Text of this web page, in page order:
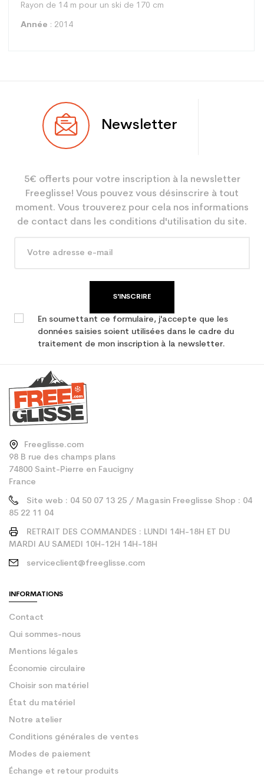
Rayon de 14 m pour un ski de 170 cm
Année : 2014
Utilisateur Mixte
Coloris Blanc
En achetant d'occasion :
Economie CO² (en kg)
3.9
Newsletter
5€ offerts pour votre inscription à la newsletter
Freeglisse! Vous pouvez vous désinscrire à tout
moment. Vous trouverez pour cela nos informations
de contact dans les conditions d'utilisation du site.
S'INSCRIRE
En soumettant ce formulaire, j'accepte que les
données saisies soient utilisées dans le cadre du
traitement de mon inscription à la newsletter.
Freeglisse.com
98 B rue des champs plans
74800 Saint-Pierre en Faucigny
France
Site web : 04 50 07 13 25 / Magasin Freeglisse Shop : 04
85 22 11 04
RETRAIT DES COMMANDES : LUNDI 14H-18H ET DU
MARDI AU SAMEDI 10H-12H 14H-18H
serviceclient@freeglisse.com
INFORMATIONS
Contact
Qui sommes-nous
Mentions légales
Économie circulaire
Choisir son matériel
État du matériel
Notre atelier
Conditions générales de ventes
Modes de paiement
Échange et retour produits